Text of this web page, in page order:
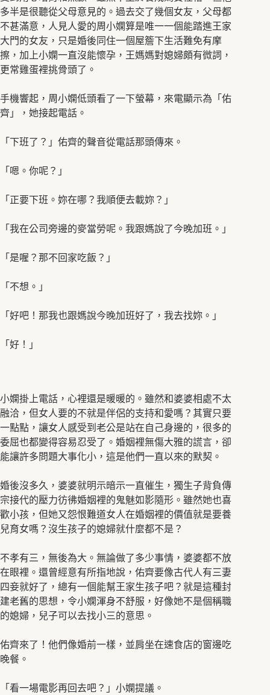
多半是很聽從父母意見的。過去交了幾個女友，父母都
不甚滿意，人見人愛的周小嫻算是唯一一個能踏進王家
大門的女友，只是婚後同住一個屋簷下生活難免有摩
擦，加上小嫻一直沒能懷孕，王媽媽對媳婦頗有微詞，
更常雞蛋裡挑骨頭了。
手機響起，周小嫻低頭看了一下螢幕，來電顯示為「佑
齊」，她接起電話。
「下班了？」佑齊的聲音從電話那頭傳來。
「嗯。你呢？」
「正要下班。妳在哪？我順便去載妳？」
「我在公司旁邊的麥當勞呢。我跟媽說了今晚加班。」
「是喔？那不回家吃飯？」
「不想。」
「好吧！那我也跟媽說今晚加班好了，我去找妳。」
「好！」
小嫻掛上電話，心裡還是暖暖的。雖然和婆婆相處不太
融洽，但女人要的不就是伴侶的支持和愛嗎？其實只要
一點點，讓女人感受到老公是站在自己身邊的，很多的
委屈也都變得容易忍受了。婚姻裡無傷大雅的謊言，卻
能讓許多問題大事化小，這是他們一直以來的默契。
婚後沒多久，婆婆就明示暗示一直催生，獨生子背負傳
宗接代的壓力彷彿婚姻裡的鬼魅如影隨形。雖然她也喜
歡小孩，但她又怨恨難道女人在婚姻裡的價值就是要養
兒育女嗎？沒生孩子的媳婦就什麼都不是？
不孝有三，無後為大。無論做了多少事情，婆婆都不放
在眼裡。還曾經意有所指地說，佑齊要像古代人有三妻
四妾就好了，總有一個能幫王家生孩子吧？就是這種封
建老舊的思想，令小嫻渾身不舒服，好像她不是個稱職
的媳婦，兒子可以去找小三的意思。
佑齊來了！他們像婚前一樣，並肩坐在速食店的窗邊吃
晚餐。
「看一場電影再回去吧？」小嫻提議。